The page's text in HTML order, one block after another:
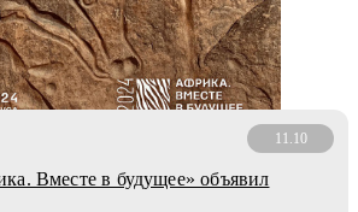
11.10
Вместе в будущее» объявил